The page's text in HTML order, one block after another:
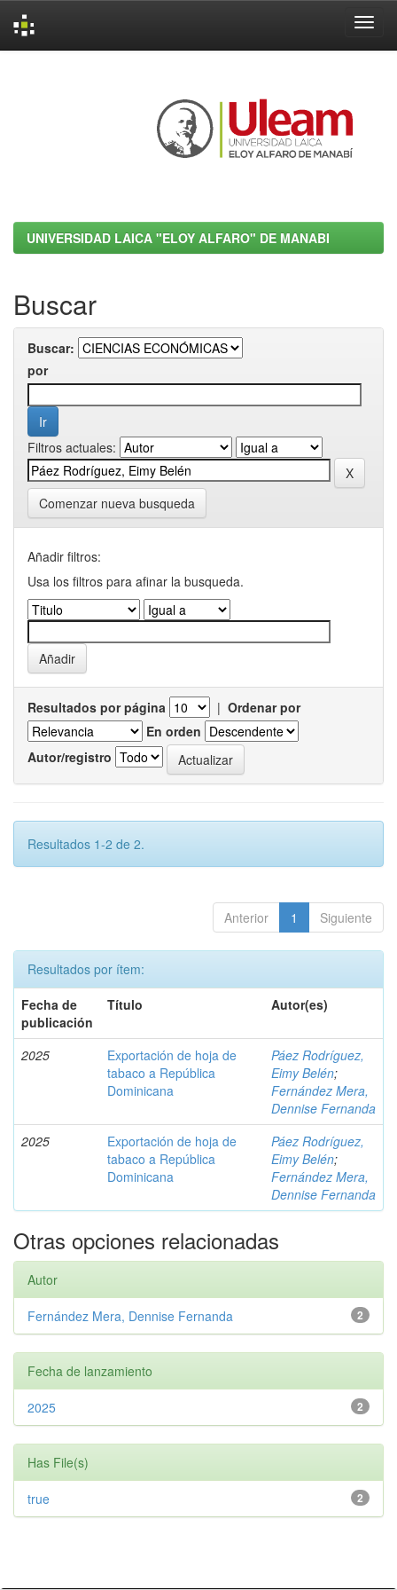
UNIVERSIDAD LAICA "ELOY ALFARO" DE MANABI
Buscar
Buscar:
por
Filtros actuales:
Comenzar nueva busqueda
Añadir filtros:
Usa los filtros para afinar la busqueda.
Resultados por página | Ordenar por
En orden
Autor/registro
Resultados 1-2 de 2.
Anterior 1 Siguiente
Resultados por ítem:
Fecha de
publicación
Título Autor(es)
2025
Exportación de hoja de
tabaco a República
Dominicana
Páez Rodríguez,
Eimy Belén;
Fernández Mera,
Dennise Fernanda
2025
Exportación de hoja de
tabaco a República
Dominicana
Páez Rodríguez,
Eimy Belén;
Fernández Mera,
Dennise Fernanda
Otras opciones relacionadas
Autor
2
Fernández Mera, Dennise Fernanda
Fecha de lanzamiento
2
2025
Has File(s)
2
true